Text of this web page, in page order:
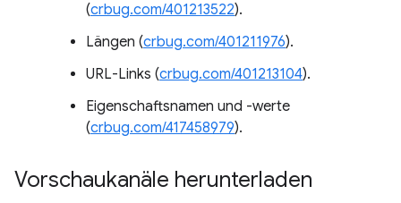
(crbug.com/401213522).
Längen (crbug.com/401211976).
URL-Links (crbug.com/401213104).
Eigenschaftsnamen und -werte
(crbug.com/417458979).
Vorschaukanäle herunterladen